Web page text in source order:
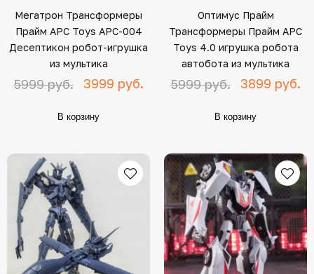
Мегатрон Трансформеры
Прайм APC Toys APC-004
Десептикон робот-игрушка
из мультика
5999 руб. 3999 руб.
В корзину
Оптимус Прайм
Трансформеры Прайм APC
Toys 4.0 игрушка робота
автобота из мультика
5999 руб. 3899 руб.
В корзину